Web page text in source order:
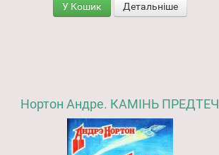
У Кошик Детальніше
Нортон Андре. КАМІНЬ ПРЕДТЕЧ